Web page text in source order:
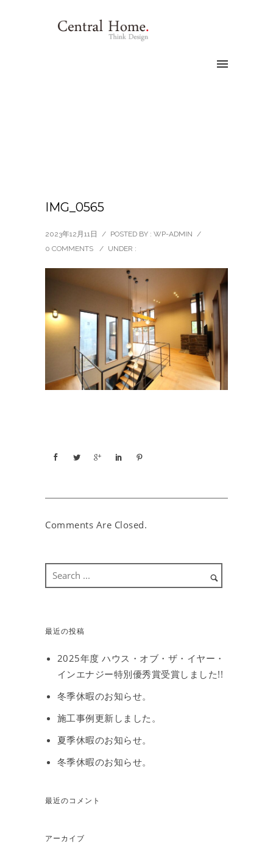
IMG_0565
2023年12月11日 / POSTED BY : WP-ADMIN /
0 COMMENTS
/ UNDER :
Comments Are Closed.
最近の投稿
2025年度 ハウス・オブ・ザ・イヤー・
インエナジー特別優秀賞受賞しました!!
冬季休暇のお知らせ。
施工事例更新しました。
夏季休暇のお知らせ。
冬季休暇のお知らせ。
最近のコメント
アーカイブ